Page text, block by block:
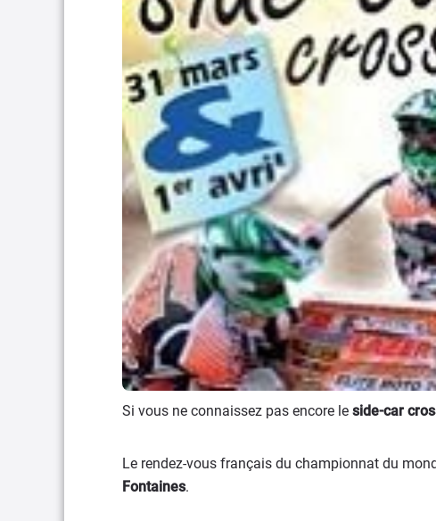
Si vous ne connaissez pas encore le side-car
Le rendez-vous français du championnat du
Fontaines.